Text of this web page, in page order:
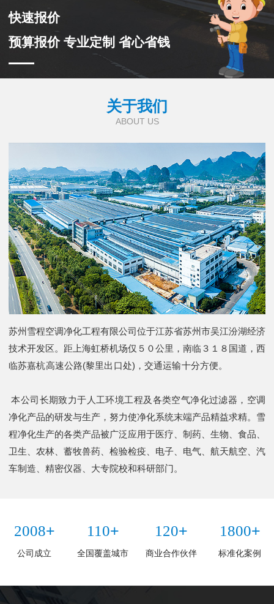
快速报价
预算报价 专业定制 省心省钱
关于我们
ABOUT US
苏州雪程空调净化工程有限公司位于江苏省苏州市吴江汾湖经济
技术开发区。距上海虹桥机场仅５０公里，南临３１８国道，西
临苏嘉杭高速公路(黎里出口处)，交通运输十分方便。
本公司长期致力于人工环境工程及各类空气净化过滤器，空调
净化产品的研发与生产，努力使净化系统末端产品精益求精。雪
程净化生产的各类产品被广泛应用于医疗、制药、生物、食品、
卫生、农林、蓄牧兽药、检验检疫、电子、电气、航天航空、汽
车制造、精密仪器、大专院校和科研部门。
2008+
公司成立
110+
全国覆盖城市
120+
商业合作伙伴
1800+
标准化案例